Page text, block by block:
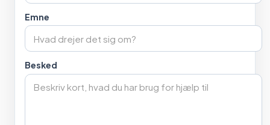
Emne
Besked